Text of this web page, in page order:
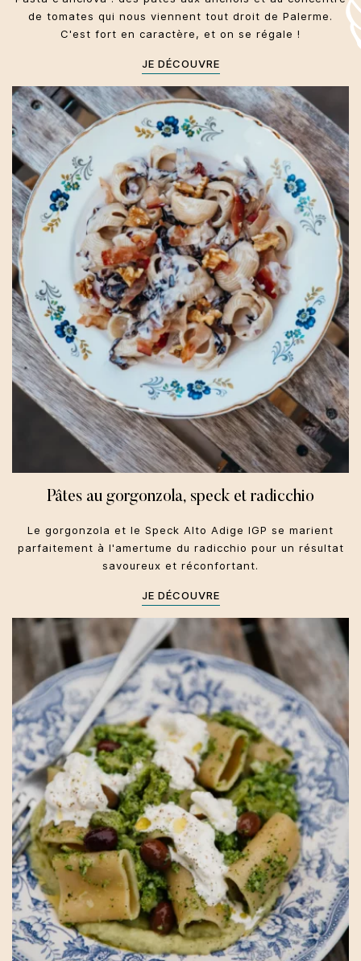
de tomates qui nous viennent tout droit de Palerme.
C'est fort en caractère, et on se régale !
JE DÉCOUVRE
Trentin-Haut-Adige
Primi
Hiver
Pâtes au gorgonzola, speck et radicchio
Le gorgonzola et le Speck Alto Adige IGP se marient
parfaitement à l'amertume du radicchio pour un résultat
savoureux et réconfortant.
JE DÉCOUVRE
Toscane
Primi
Automne